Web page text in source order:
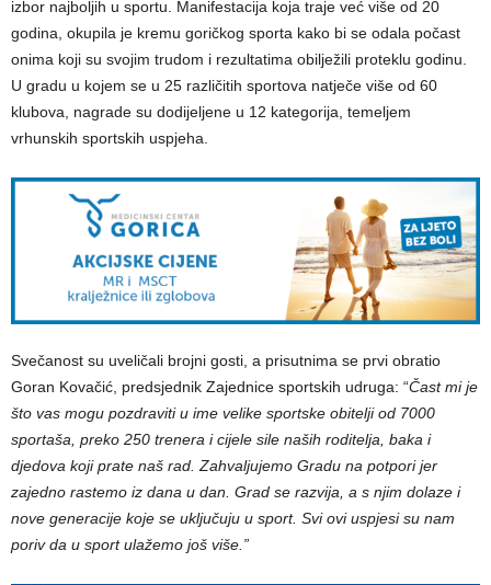
izbor najboljih u sportu. Manifestacija koja traje već više od 20
godina, okupila je kremu goričkog sporta kako bi se odala počast
onima koji su svojim trudom i rezultatima obilježili proteklu godinu.
U gradu u kojem se u 25 različitih sportova natječe više od 60
klubova, nagrade su dodijeljene u 12 kategorija, temeljem
vrhunskih sportskih uspjeha.
Svečanost su uveličali brojni gosti, a prisutnima se prvi obratio
Goran Kovačić, predsjednik Zajednice sportskih udruga: “Čast mi je
što vas mogu pozdraviti u ime velike sportske obitelji od 7000
sportaša, preko 250 trenera i cijele sile naših roditelja, baka i
djedova koji prate naš rad. Zahvaljujemo Gradu na potpori jer
zajedno rastemo iz dana u dan. Grad se razvija, a s njim dolaze i
nove generacije koje se uključuju u sport. Svi ovi uspjesi su nam
poriv da u sport ulažemo još više.”